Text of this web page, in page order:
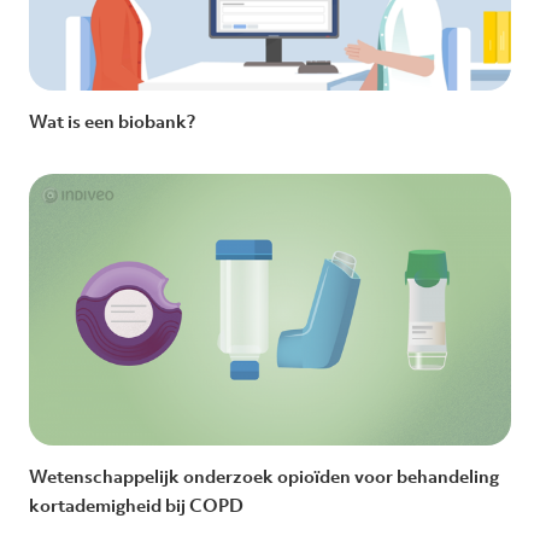
Wat is een biobank?
Wetenschappelijk onderzoek opioïden voor behandeling
kortademigheid bij COPD